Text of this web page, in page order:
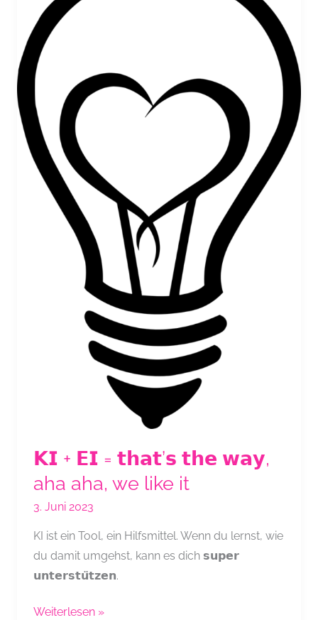
𝗞𝗜 + 𝗘𝗜 = 𝘁𝗵𝗮𝘁’𝘀 𝘁𝗵𝗲 𝘄𝗮𝘆,
aha aha, we like it
3. Juni 2023
KI ist ein Tool, ein Hilfsmittel. Wenn du lernst, wie
du damit umgehst, kann es dich 𝘀𝘂𝗽𝗲𝗿
𝘂𝗻𝘁𝗲𝗿𝘀𝘁𝘂̈𝘁𝘇𝗲𝗻.
𝗞𝗜
Weiterlesen »